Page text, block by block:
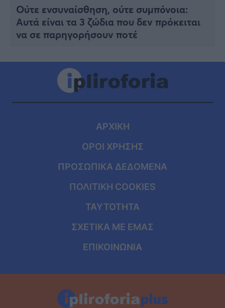
Ούτε ενσυναίσθηση, ούτε συμπόνοια:
Αυτά είναι τα 3 ζώδια που δεν πρόκειται
να σε παρηγορήσουν ποτέ
ΑΡΧΙΚΗ
ΟΡΟΙ ΧΡΗΣΗΣ
ΠΡΟΣΩΠΙΚΑ ΔΕΔΟΜΕΝΑ
ΠΟΛΙΤΙΚΗ COOKIES
ΤΑΥΤΟΤΗΤΑ
ΣΧΕΤΙΚΑ ΜΕ ΕΜΑΣ
ΕΠΙΚΟΙΝΩΝΙΑ